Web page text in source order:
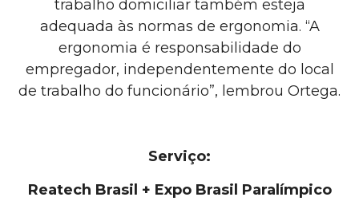
trabalho domiciliar também esteja
adequada às normas de ergonomia. “A
ergonomia é responsabilidade do
empregador, independentemente do local
de trabalho do funcionário”, lembrou Ortega.
Serviço:
Reatech Brasil + Expo Brasil Paralímpico